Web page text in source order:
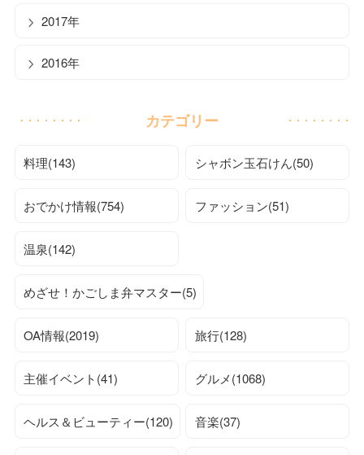
2017年
2016年
カテゴリー
料理(143) シャボン玉石けん(50)
おでかけ情報(754) ファッション(51)
温泉(142)
めざせ！かごしま弁マスター(5)
OA情報(2019) 旅行(128)
主催イベント(41) グルメ(1068)
ヘルス＆ビューティー(120) 音楽(37)